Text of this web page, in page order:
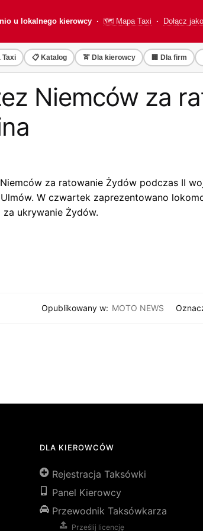
u lokalnego kierowcy · 🗺️ Mapa Taxi · Dołącz
📋 Katalog 🚖 Dla kierowcy 🏢 Dla firm
Niemców za
za ratowanie Żydów podczas II
W czwartek zaprezentowano
ukrywanie Żydów.
Opublikowany w: MOTO NEWS
DLA KIEROWCÓW
Rejestracja Taksówki
Panel Kierowcy
Przewodnik Taksówkarza
Prześlij licencję